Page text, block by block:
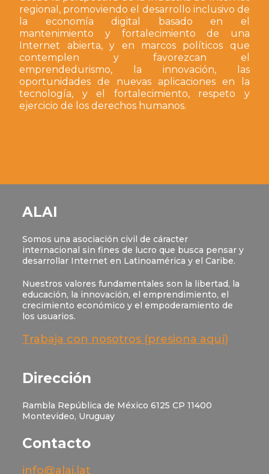
regional, promoviendo el desarrollo inclusivo de
la economía digital basado en el
mantenimiento y fortalecimiento de una
Internet abierta, y en marcos políticos que
contemplen y favorezcan el
emprendedurismo, la innovación, las
oportunidades de nuevas aplicaciones en la
tecnología, y el fortalecimiento, respeto y
ejercicio de los derechos humanos.
ALAI
Somos una asociación civil de cáracter
internacional sin fines de lucro que busca pensar y
desarrollar Internet en Latinoamérica y el Caribe.
Nuestros valores fundamentales son la libertad, la
educación, la innovación, el emprendimiento, el
crecimiento económico y el empoderamiento de
los usuarios.
Trabaja con nosotros (presiona aquí)
Dirección
Rambla República de México 6125 CP 11400
Montevideo, Uruguay
Contacto
info@alai.lat